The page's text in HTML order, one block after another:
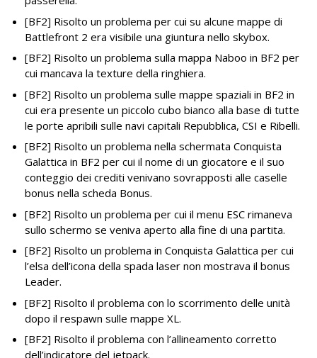
[BF2] Risolto un problema per cui su alcune mappe di
Battlefront 2 era visibile una giuntura nello skybox.
[BF2] Risolto un problema sulla mappa Naboo in BF2 per
cui mancava la texture della ringhiera.
[BF2] Risolto un problema sulle mappe spaziali in BF2 in
cui era presente un piccolo cubo bianco alla base di tutte
le porte apribili sulle navi capitali Repubblica, CSI e Ribelli.
[BF2] Risolto un problema nella schermata Conquista
Galattica in BF2 per cui il nome di un giocatore e il suo
conteggio dei crediti venivano sovrapposti alle caselle
bonus nella scheda Bonus.
[BF2] Risolto un problema per cui il menu ESC rimaneva
sullo schermo se veniva aperto alla fine di una partita.
[BF2] Risolto un problema in Conquista Galattica per cui
l’elsa dell’icona della spada laser non mostrava il bonus
Leader.
[BF2] Risolto il problema con lo scorrimento delle unità
dopo il respawn sulle mappe XL.
[BF2] Risolto il problema con l’allineamento corretto
dell’indicatore del jetpack.